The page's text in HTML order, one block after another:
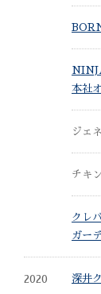
本社
ジェ
チキ
クレ
ガー
2020 深井